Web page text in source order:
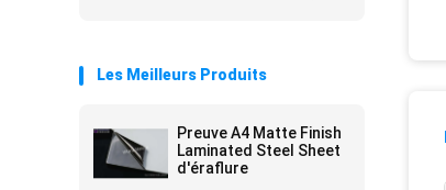
Les Meilleurs Produits
Preuve A4 Matte Finish
Laminated Steel Sheet
d'éraflure